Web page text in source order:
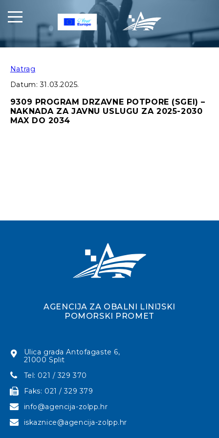
Natrag
Datum:31.03.2025.
9309 PROGRAM DRZAVNE POTPORE (SGEI) –
NAKNADA ZA JAVNU USLUGU ZA 2025-2030
MAX DO 2034
AGENCIJA ZA OBALNI LINIJSKI
POMORSKI PROMET
Ulica grada Antofagaste 6,
21000 Split
Tel: 021 / 329 370
Faks: 021 / 329 379
info@agencija-zolpp.hr
iskaznice@agencija-zolpp.hr